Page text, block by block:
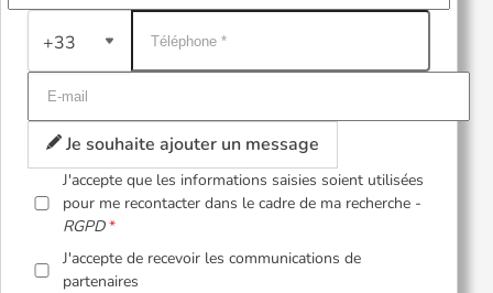
+33
Je souhaite ajouter un message
J'accepte que les informations saisies soient utilisées
pour me recontacter dans le cadre de ma recherche -
RGPD
J'accepte de recevoir les communications de
partenaires